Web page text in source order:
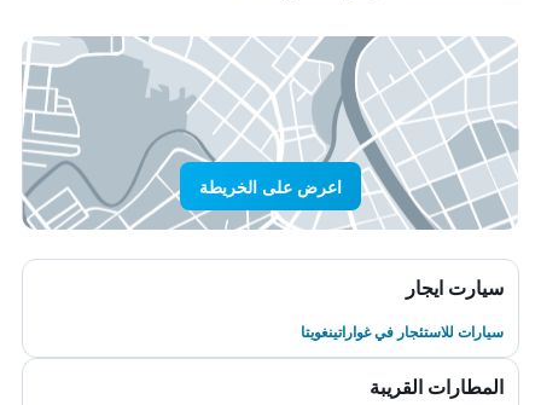
اعرض على الخريطة
سيارت ايجار
سيارات للاستئجار في غواراتينغويتا
المطارات القريبة